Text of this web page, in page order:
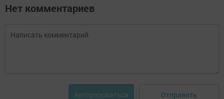
Нет комментариев
Авторизоваться Отправить